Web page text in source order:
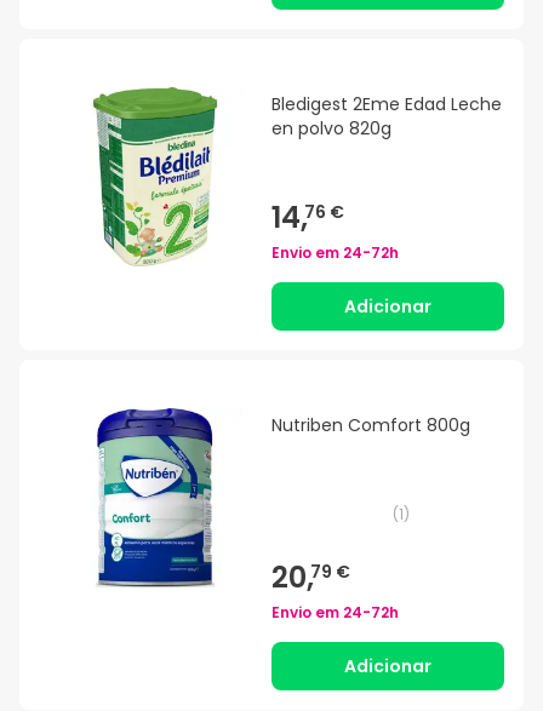
Bledigest 2Eme Edad Leche
en polvo 820g
14,76 €
Envio em 24-72h
Adicionar
Nutriben Comfort 800g
(1)
20,79 €
Envio em 24-72h
Adicionar